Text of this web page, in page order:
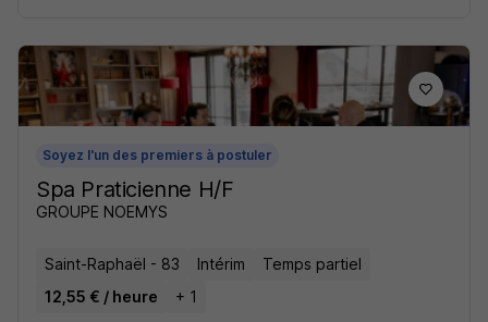
Soyez l'un des premiers à postuler
Spa Praticienne H/F
GROUPE NOEMYS
Saint-Raphaël - 83 Intérim
Temps partiel
12,55 € / heure
+ 1